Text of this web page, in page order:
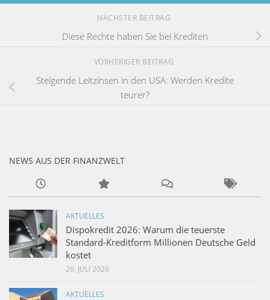
NÄCHSTER BEITRAG
Diese Rechte haben Sie bei Krediten
VORHERIGER BEITRAG
Steigende Leitzinsen in den USA: Werden Kredite
teurer?
NEWS AUS DER FINANZWELT
AKTUELLES
Dispokredit 2026: Warum die teuerste
Standard-Kreditform Millionen Deutsche Geld
kostet
26. JULI 2026
AKTUELLES